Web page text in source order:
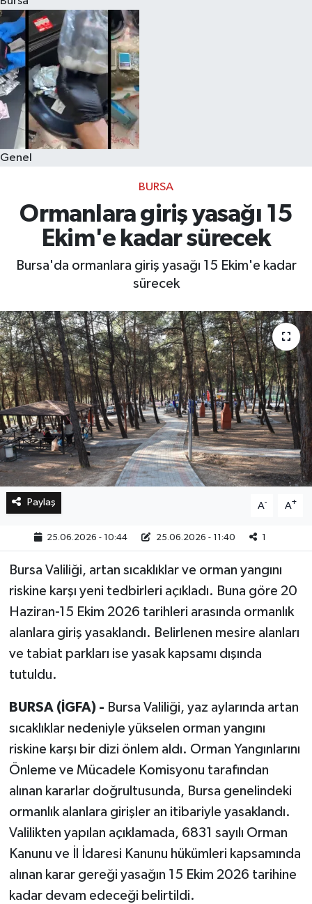
Genel
BURSA
Ormanlara giriş yasağı 15
Ekim'e kadar sürecek
Bursa'da ormanlara giriş yasağı 15 Ekim'e kadar
sürecek
Paylaş A- A+
25.06.2026 - 10:44 25.06.2026 - 11:40 1
Bursa Valiliği, artan sıcaklıklar ve orman yangını
riskine karşı yeni tedbirleri açıkladı. Buna göre 20
Haziran-15 Ekim 2026 tarihleri arasında ormanlık
alanlara giriş yasaklandı. Belirlenen mesire alanları
ve tabiat parkları ise yasak kapsamı dışında
tutuldu.
BURSA (İGFA) - Bursa Valiliği, yaz aylarında artan
sıcaklıklar nedeniyle yükselen orman yangını
riskine karşı bir dizi önlem aldı. Orman Yangınlarını
Önleme ve Mücadele Komisyonu tarafından
alınan kararlar doğrultusunda, Bursa genelindeki
ormanlık alanlara girişler an itibariyle yasaklandı.
Valilikten yapılan açıklamada, 6831 sayılı Orman
Kanunu ve İl İdaresi Kanunu hükümleri kapsamında
alınan karar gereği yasağın 15 Ekim 2026 tarihine
kadar devam edeceği belirtildi.
Eğitim
Sağlık
Dünya
Magazin
Kültür & Sanat
Teknoloji
Bilim
Genel
Bilim, Teknoloji